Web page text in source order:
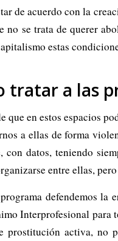
de acuerdo con la
no se trata de querer
estas
tratar a las
que en estos espacios
a ellas de forma
con datos, teniendo
entre ellas,
defendemos la
Interprofesional para
prostitución activa, no